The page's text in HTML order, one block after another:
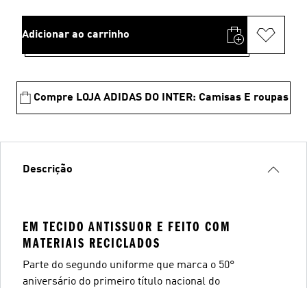
Adicionar ao carrinho
Compre LOJA ADIDAS DO INTER: Camisas E roupas
Descrição
EM TECIDO ANTISSUOR E FEITO COM
MATERIAIS RECICLADOS
Parte do segundo uniforme que marca o 50°
aniversário do primeiro título nacional do